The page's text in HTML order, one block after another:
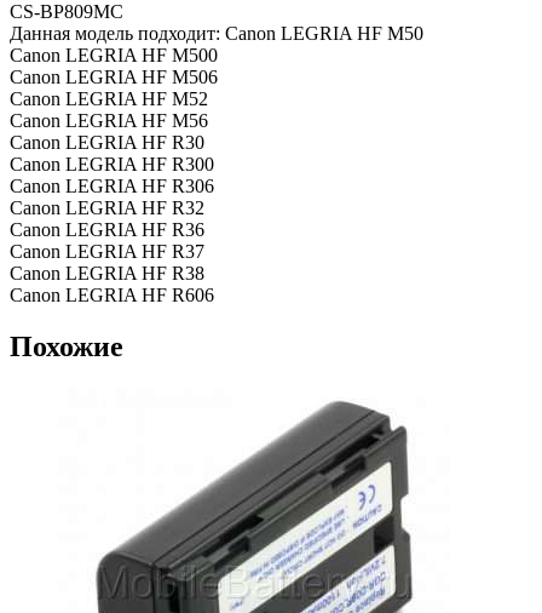
CS-BP809MC
Данная модель подходит: Canon LEGRIA HF M50
Canon LEGRIA HF M500
Canon LEGRIA HF M506
Canon LEGRIA HF M52
Canon LEGRIA HF M56
Canon LEGRIA HF R30
Canon LEGRIA HF R300
Canon LEGRIA HF R306
Canon LEGRIA HF R32
Canon LEGRIA HF R36
Canon LEGRIA HF R37
Canon LEGRIA HF R38
Canon LEGRIA HF R606
Похожие